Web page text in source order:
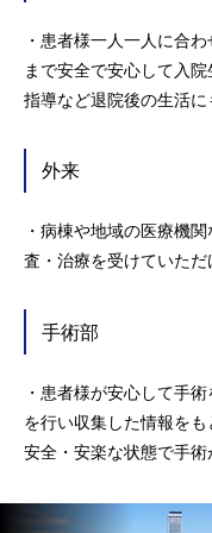
・患者様一人一人に合
まで安全で安心して入
指導など退院後の生活に
外来
・病棟や地域の医療機
査・治療を受けていただ
手術部
・患者様が安心して手
を行い収集した情報を
安全・安楽な状態で手術